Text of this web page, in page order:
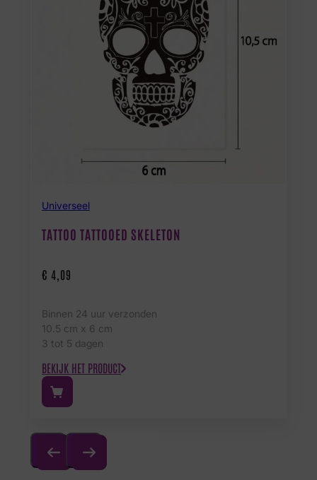
Universeel
TATTOO TATTOOED SKELETON
€ 4,09
Binnen 24 uur verzonden
10.5 cm x 6 cm
3 tot 5 dagen
BEKIJK HET PRODUCT